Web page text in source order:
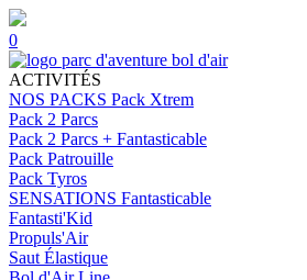
0
ACTIVITÉS
NOS PACKS Pack Xtrem
Pack 2 Parcs
Pack 2 Parcs + Fantasticable
Pack Patrouille
Pack Tyros
SENSATIONS Fantasticable
Fantasti'Kid
Propuls'Air
Saut Élastique